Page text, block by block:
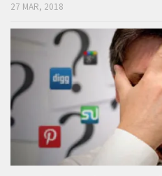
27 MAR, 2018